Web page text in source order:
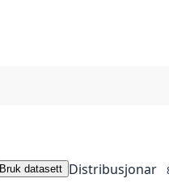
Bruk datasett Distribusjonar